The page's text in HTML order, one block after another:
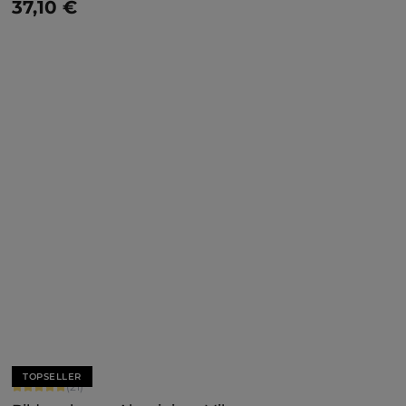
37,10 €
TOPSELLER
Durchschnittliche Bewertung von 5 von 5 Sternen
(21)